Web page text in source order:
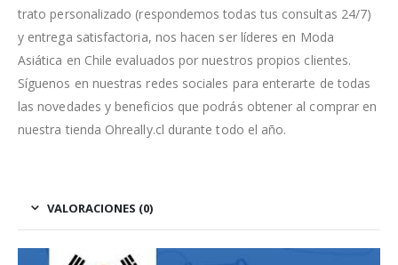
trato personalizado (respondemos todas tus consultas 24/7)
y entrega satisfactoria, nos hacen ser líderes en Moda
Asiática en Chile evaluados por nuestros propios clientes.
Síguenos en nuestras redes sociales para enterarte de todas
las novedades y beneficios que podrás obtener al comprar en
nuestra tienda Ohreally.cl durante todo el año.
VALORACIONES (0)